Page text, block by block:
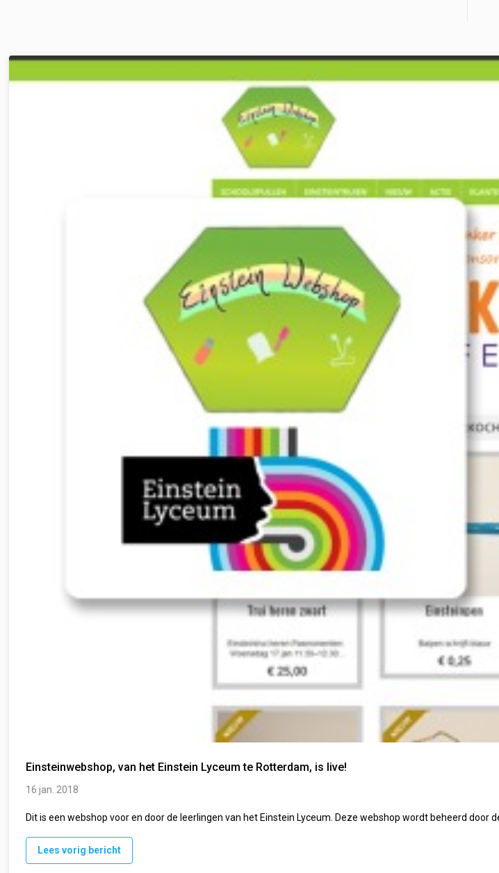
Einsteinwebshop, van het Einstein Lyceum te Rotterdam, is live!
16 jan. 2018
Dit is een webshop voor en door de leerlingen van het Einstein Lyceum. Deze webshop wordt beheerd door
Lees vorig bericht